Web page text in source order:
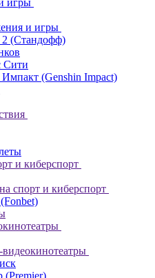
игры
и игры
2 (Стандофф)
Сити
(Genshin Impact)
и киберспорт
спорт и киберспорт
(Premier)